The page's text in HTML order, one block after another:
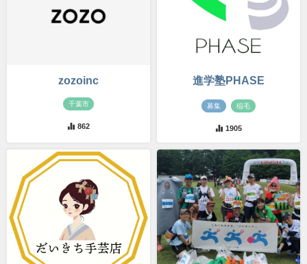
zozoinc
千葉市
862
進学塾PHASE
募集 稲毛
1905